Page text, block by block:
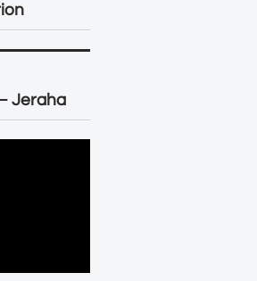
Jeraha